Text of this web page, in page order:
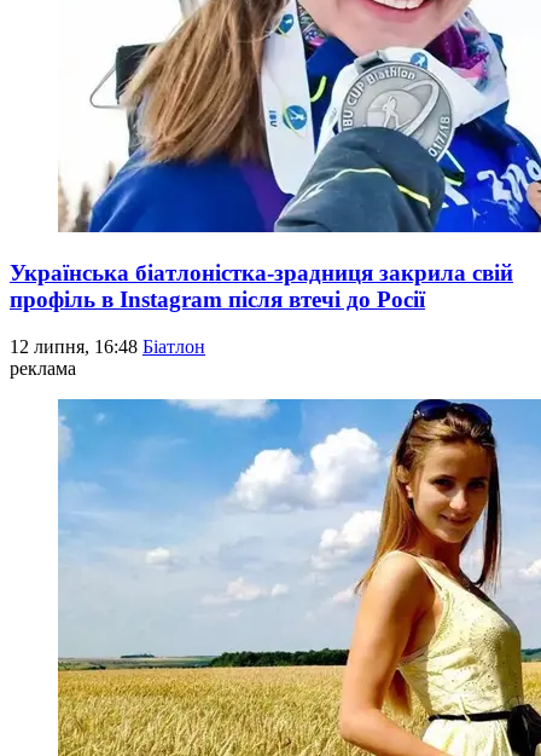
Українська біатлоністка-зрадниця закрила свій
профіль в Instagram після втечі до Росії
12 липня, 16:48 Біатлон
реклама